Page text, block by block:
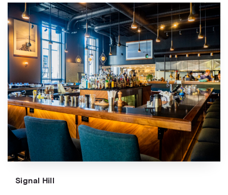
Signal Hill